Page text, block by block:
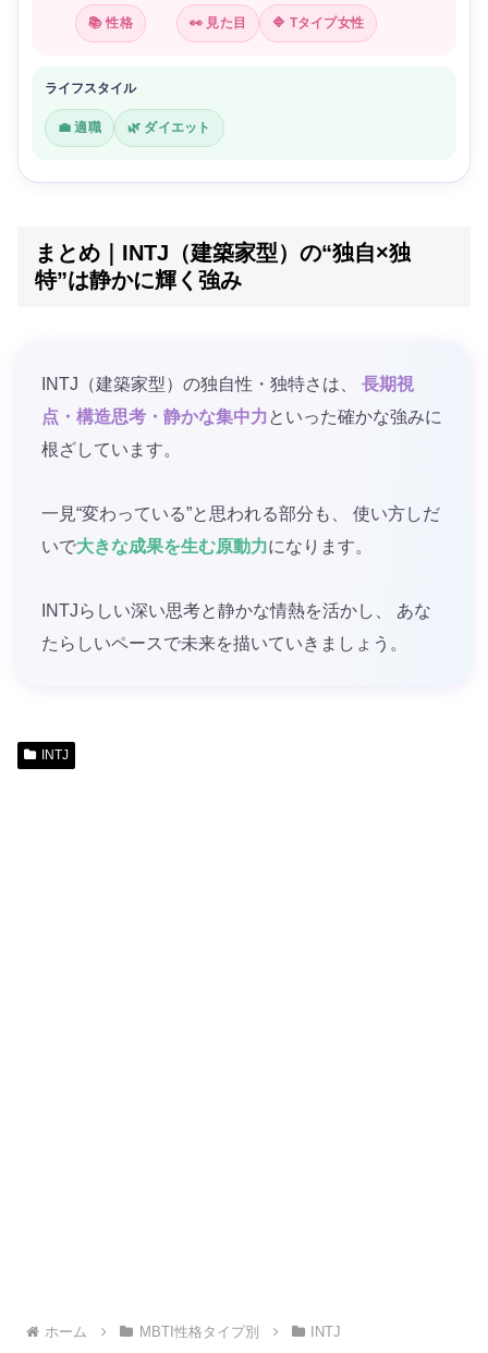
📚 性格 👀 見た目 🔷 Tタイプ女性
ライフスタイル
💼 適職 🌿 ダイエット
まとめ｜INTJ（建築家型）の“独自×独
特”は静かに輝く強み
INTJ（建築家型）の独自性・独特さは、 長期視
点・構造思考・静かな集中力といった確かな強みに
根ざしています。
一見“変わっている”と思われる部分も、 使い方しだ
いで大きな成果を生む原動力になります。
INTJらしい深い思考と静かな情熱を活かし、 あな
たらしいペースで未来を描いていきましょう。
INTJ
ホーム MBTI性格タイプ別 INTJ